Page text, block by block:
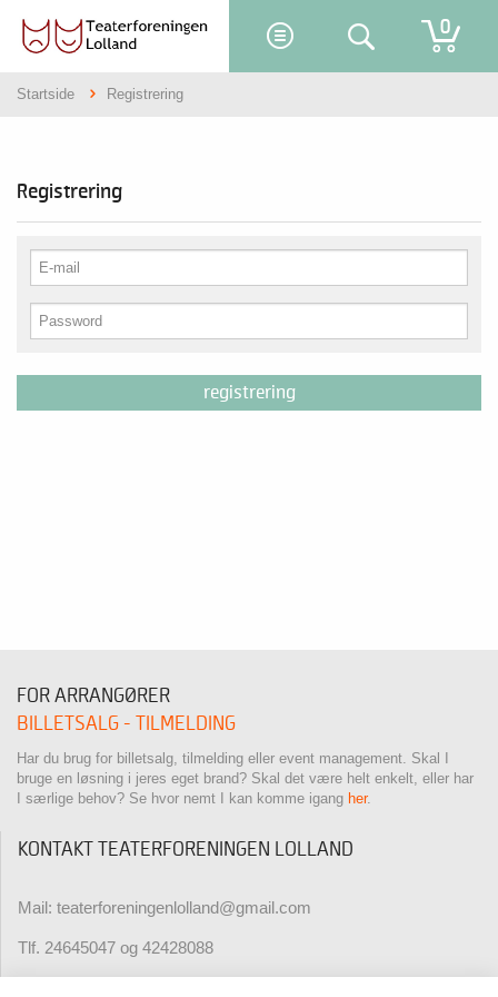
0
Startside Registrering
Registrering
registrering
FOR ARRANGØRER
BILLETSALG - TILMELDING
Har du brug for billetsalg, tilmelding eller event management. Skal I
bruge en løsning i jeres eget brand? Skal det være helt enkelt, eller har
I særlige behov? Se hvor nemt I kan komme igang her.
KONTAKT TEATERFORENINGEN LOLLAND
Mail: teaterforeningenlolland@gmail.com
Tlf. 24645047 og 42428088